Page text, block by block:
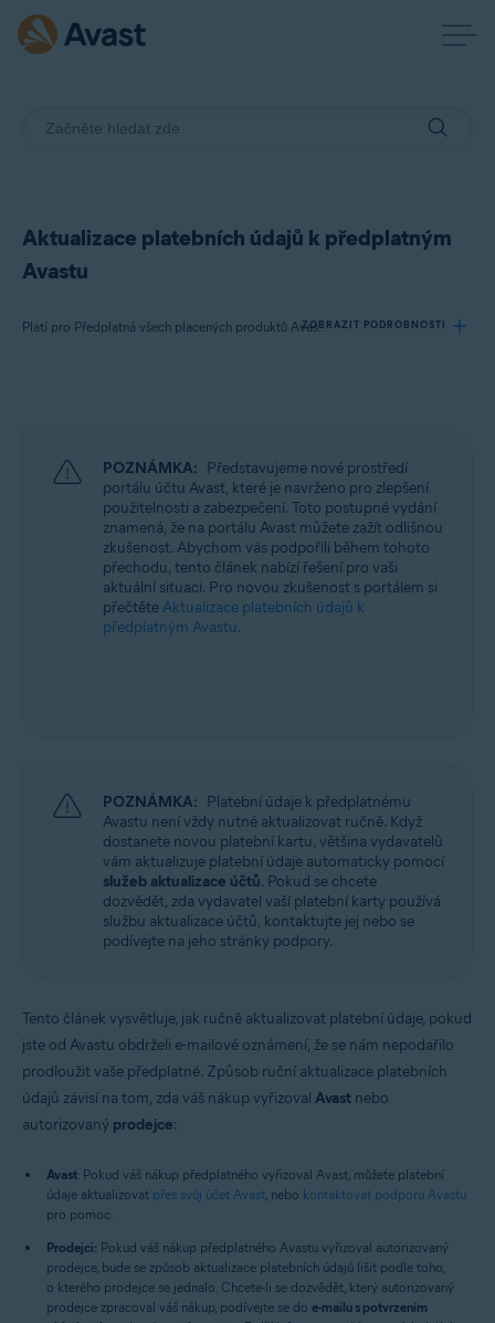
Aktualizace platebních údajů k předplatným
Avastu
Platí pro Předplatná všech placených produktů Avast pro spotřebitele
ZOBRAZIT PODROBNOSTI
Operační systémy:
Všechny podporované operační systémy
POZNÁMKA: Představujeme nové prostředí
portálu účtu Avast, které je navrženo pro zlepšení
použitelnosti a zabezpečení. Toto postupné vydání
znamená, že na portálu Avast můžete zažít odlišnou
zkušenost. Abychom vás podpořili během tohoto
přechodu, tento článek nabízí řešení pro vaši
aktuální situaci. Pro novou zkušenost s portálem si
přečtěte Aktualizace platebních údajů k
předplatným Avastu.
POZNÁMKA: Platební údaje k předplatnému
Avastu není vždy nutné aktualizovat ručně. Když
dostanete novou platební kartu, většina vydavatelů
vám aktualizuje platební údaje automaticky pomocí
služeb aktualizace účtů. Pokud se chcete
dozvědět, zda vydavatel vaší platební karty používá
službu aktualizace účtů, kontaktujte jej nebo se
podívejte na jeho stránky podpory.
Tento článek vysvětluje, jak ručně aktualizovat platební údaje, pokud
jste od Avastu obdrželi e-mailové oznámení, že se nám nepodařilo
prodloužit vaše předplatné. Způsob ruční aktualizace platebních
údajů závisí na tom, zda váš nákup vyřizoval Avast nebo
autorizovaný prodejce:
Avast: Pokud váš nákup předplatného vyřizoval Avast, můžete platební
údaje aktualizovat přes svůj účet Avast, nebo kontaktovat podporu Avastu
pro pomoc.
Prodejci: Pokud váš nákup předplatného Avastu vyřizoval autorizovaný
prodejce, bude se způsob aktualizace platebních údajů lišit podle toho,
o kterého prodejce se jednalo. Chcete-li se dozvědět, který autorizovaný
prodejce zpracoval váš nákup, podívejte se do e-mailu s potvrzením